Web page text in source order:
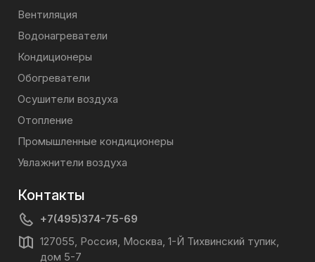
Вентиляция
Водонагреватели
Кондиционеры
Обогреватели
Осушители воздуха
Отопление
Промышленные кондиционеры
Увлажнители воздуха
Контакты
+7(495)374-75-69
127055, Россия, Москва, 1-Й Тихвинский тупик,
дом 5-7